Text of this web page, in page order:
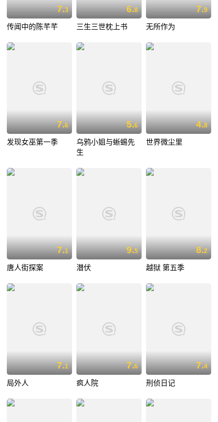
7.3
传闻中的陈芊芊
6.8
三生三世枕上书
7.9
无所作为
7.6
发现女巫第一季
5.6
乌鸦小姐与蜥蜴先
生
4.8
世界微尘里
7.1
唐人街探案
9.5
潜伏
8.2
越狱 第五季
7.1
局外人
7.6
疯人院
7.4
刑侦日记